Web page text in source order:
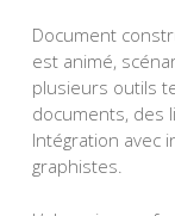
Document
est animé,
plusieurs outils
documents, des
Intégration avec
graphistes.